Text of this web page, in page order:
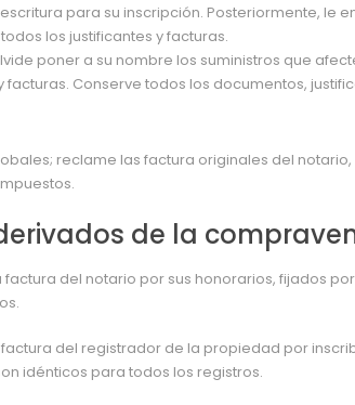
para su inscripción. Posteriormente, le
los justificantes y facturas.
poner a su nombre los suministros que
facturas. Conserve todos los documentos,
reclame las factura originales del
de la
factura del notario por sus honorarios, fijados
factura del registrador de la propiedad por
idénticos para todos los registros.